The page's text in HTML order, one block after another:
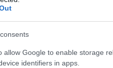
allow Google to enable storage
identifiers in apps.
ziņās